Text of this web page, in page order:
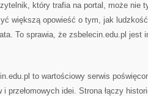
który trafia na portal, może nie
większą opowieść o tym, jak ludzkość
To sprawia, że zsbelecin.edu.pl jest
to wartościowy serwis
i przełomowych idei. Strona łączy